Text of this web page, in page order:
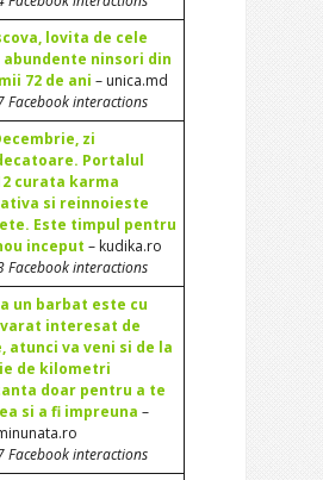
lovita de cele
abundente ninsori din
72 de ani – unica.md
Facebook interactions
zi
Portalul
curata karma
si reinnoieste
Este timpul pentru
inceput – kudika.ro
Facebook interactions
un barbat este cu
interesat de
atunci va veni si de la
de kilometri
doar pentru a te
si a fi impreuna –
Facebook interactions